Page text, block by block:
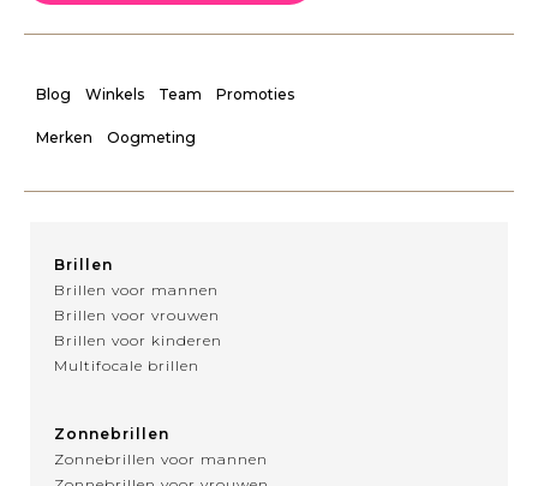
Blog Winkels Team Promoties
Merken Oogmeting
Brillen
Brillen voor mannen
Brillen voor vrouwen
Brillen voor kinderen
Multifocale brillen
Zonnebrillen
Zonnebrillen voor mannen